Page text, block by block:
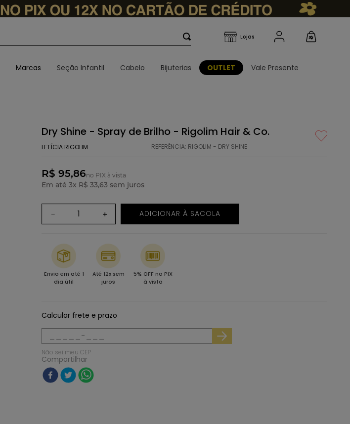
Marcas Seção Infantil Cabelo Bijuterias OUTLET Vale Presente
Dry Shine - Spray de Brilho - Rigolim Hair & Co.
LETÍCIA RIGOLIM REFERÊNCIA: RIGOLIM - DRY SHINE
R$ 95,86no PIX à vista
Em até 3x R$ 33,63 sem juros
＋
－ ADICIONAR À SACOLA
Envio em até 1
dia útil
Até 12x sem
juros
5% OFF no PIX
à vista
Calcular frete e prazo
Não sei meu CEP
Compartilhar